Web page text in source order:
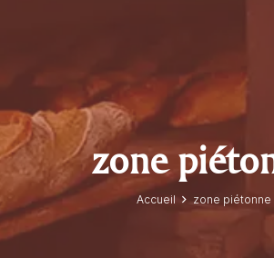
zone
Accueil zone piétonne